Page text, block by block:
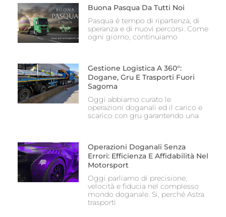
Buona Pasqua Da Tutti Noi
Pasqua è tempo di ripartenza, di
speranza e di nuovi percorsi. Come
ogni giorno, continuiamo
Gestione Logistica A 360°:
Dogane, Gru E Trasporti Fuori
Sagoma
Oggi abbiamo curato le
operazioni doganali ed il carico e
scarico con gru garantendo una
Operazioni Doganali Senza
Errori: Efficienza E Affidabilità Nel
Motorsport
Oggi parliamo di precisione,
velocità e fiducia nel complesso
mondo doganale. Si, perché Astra
trasporti